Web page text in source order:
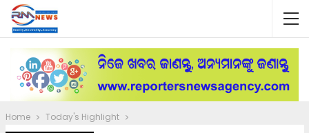
Home Today's Highlight